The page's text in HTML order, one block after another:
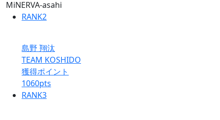
MiNERVA-asahi
RANK2
島野 翔汰
TEAM KOSHIDO
獲得ポイント
1060pts
RANK3